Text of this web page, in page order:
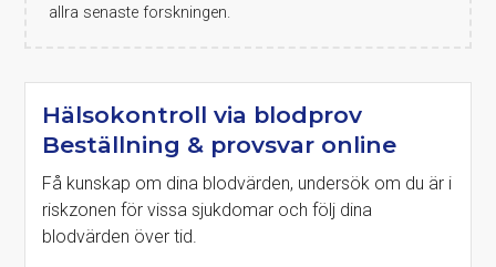
allra senaste forskningen.
Hälsokontroll via blodprov
Beställning & provsvar online
Få kunskap om dina blodvärden, undersök om du är i
riskzonen för vissa sjukdomar och följ dina
blodvärden över tid.